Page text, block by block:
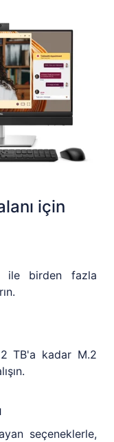
için
ile birden fazla
TB'a kadar M.2
seçeneklerle,